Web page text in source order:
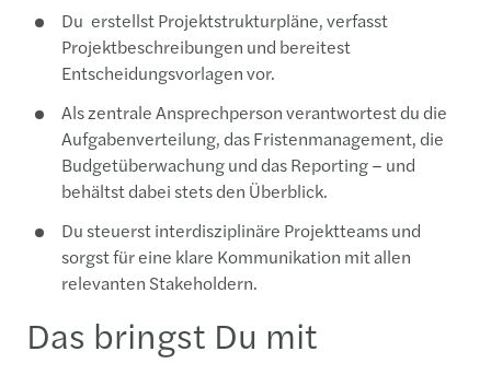
Du erstellstProjektstrukturpläne, verfasst
Projektbeschreibungen und bereitest
Entscheidungsvorlagen vor.
Als zentrale Ansprechperson verantwortest du die
Aufgabenverteilung, das Fristenmanagement, die
Budgetüberwachung und das Reporting– und
behältst dabei stets den Überblick.
Du steuerst interdisziplinäre Projektteams und
sorgst für eine klare Kommunikation mit allen
relevanten Stakeholdern.
Das bringst Du mit